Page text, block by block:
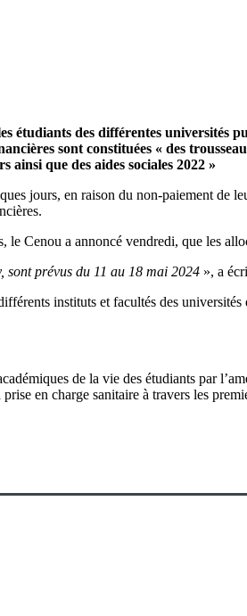
des différentes universités
sont constituées « des
ainsi que des aides sociales 2022 »
jours, en raison du non-paiement de
Cenou a annoncé vendredi, que les
sont prévus du 11 au 18 mai 2024 », a
instituts et facultés des
de la vie des étudiants par
en charge sanitaire à travers les